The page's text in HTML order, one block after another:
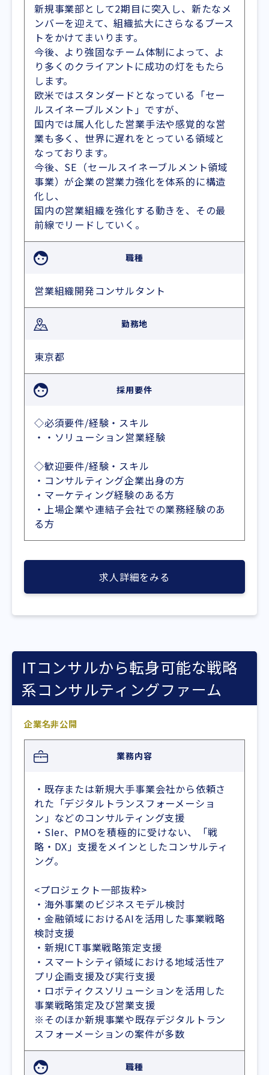
新規事業部として2期目に突入し、新たなメ
ンバーを迎えて、組織拡大にさらなるブース
トをかけてまいります。
今後、より強固なチーム体制によって、よ
り多くのクライアントに成功の灯をもたら
します。
欧米ではスタンダードとなっている「セー
ルスイネーブルメント」ですが、
国内では属人化した営業手法や感覚的な営
業も多く、世界に遅れをとっている領域と
なっております。
今後、SE（セールスイネーブルメント領域
事業）が企業の営業力強化を体系的に構造
化し、
国内の営業組織を強化する動きを、その最
前線でリードしていく。
職種
営業組織開発コンサルタント
勤務地
東京都
採用要件
◇必須要件/経験・スキル
・・ソリューション営業経験
◇歓迎要件/経験・スキル
・コンサルティング企業出身の方
・マーケティング経験のある方
・上場企業や連結子会社での業務経験のあ
る方
求人詳細をみる
ITコンサルから転身可能な戦略
系コンサルティングファーム
企業名非公開
業務内容
・既存または新規大手事業会社から依頼さ
れた「デジタルトランスフォーメーショ
ン」などのコンサルティング支援
・SIer、PMOを積極的に受けない、「戦
略・DX」支援をメインとしたコンサルティ
ング。
<プロジェクト一部抜粋>
・海外事業のビジネスモデル検討
・金融領域におけるAIを活用した事業戦略
検討支援
・新規ICT事業戦略策定支援
・スマートシティ領域における地域活性ア
プリ企画支援及び実行支援
・ロボティクスソリューションを活用した
事業戦略策定及び営業支援
※そのほか新規事業や既存デジタルトラン
スフォーメーションの案件が多数
職種